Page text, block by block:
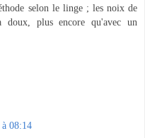
selon le linge ; les noix de
doux, plus encore qu'avec un
08:14